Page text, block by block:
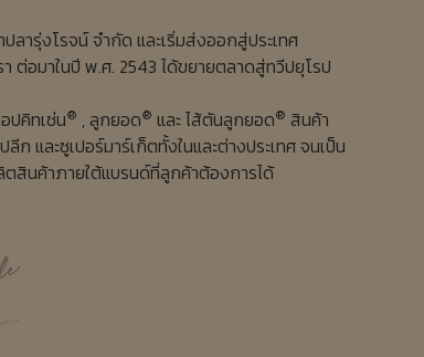
ลารุ่งโรจน์ จำกัด และเริ่มส่งออกสู่ประเทศ
ต่อมาในปี พ.ศ. 2543 ได้ขยายตลาดสู่ทวีปยุโรป
ปคิทเช่น® , ลูกยอด® และ ไส้ตันลูกยอด® สินค้า
และซูเปอร์มาร์เก็ตทั้งในและต่างประเทศ จนเป็น
สินค้าภายใต้แบรนด์ที่ลูกค้าต้องการได้